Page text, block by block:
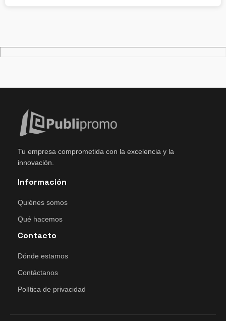
Tu empresa comprometida con la excelencia y la
innovación.
Información
Quiénes somos
Qué hacemos
Contacto
Dónde estamos
Contáctanos
Política de privacidad